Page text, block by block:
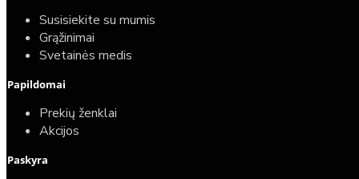
40,00€
25,00€
Susisiekite su mumis
Grąžinimai
Svetainės medis
Papildomai
Prekių ženklai
Akcijos
Paskyra